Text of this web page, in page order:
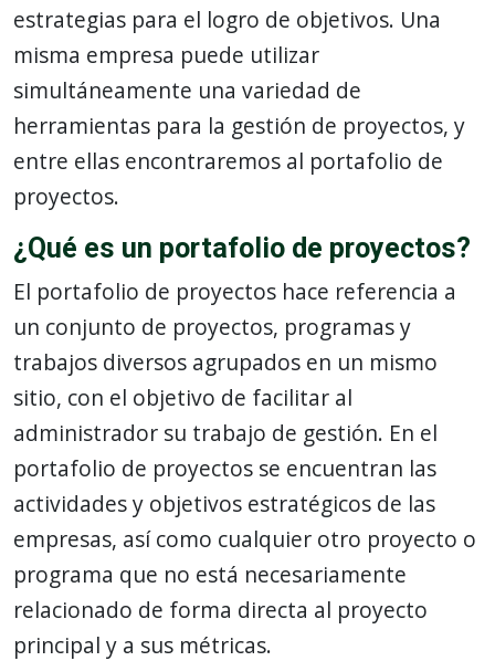
estrategias para el logro de objetivos. Una
misma empresa puede utilizar
simultáneamente una variedad de
herramientas para la gestión de proyectos, y
entre ellas encontraremos al portafolio de
proyectos.
¿Qué es un portafolio de proyectos?
El portafolio de proyectos hace referencia a
un conjunto de proyectos, programas y
trabajos diversos agrupados en un mismo
sitio, con el objetivo de facilitar al
administrador su trabajo de gestión. En el
portafolio de proyectos se encuentran las
actividades y objetivos estratégicos de las
empresas, así como cualquier otro proyecto o
programa que no está necesariamente
relacionado de forma directa al proyecto
principal y a sus métricas.